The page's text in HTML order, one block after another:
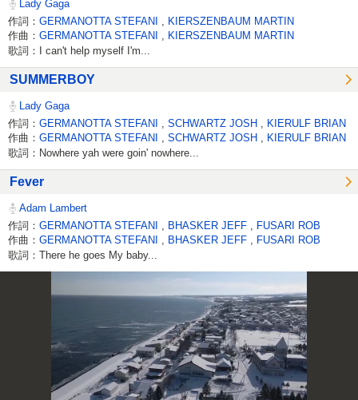
Lady Gaga
作詞： GERMANOTTA STEFANI
KIERSZENBAUM MARTIN
作曲： GERMANOTTA STEFANI KIERSZENBAUM MARTIN
歌詞：I can't help myself I'm...
SUMMERBOY
Lady Gaga
作詞： GERMANOTTA STEFANI SCHWARTZ JOSH
KIERULF BRIAN
作曲： GERMANOTTA STEFANI SCHWARTZ JOSH KIERULF BRIAN
歌詞：Nowhere yah were goin' nowhere...
Fever
Adam Lambert
作詞： GERMANOTTA STEFANI BHASKER JEFF
FUSARI ROB
作曲： GERMANOTTA STEFANI BHASKER JEFF FUSARI ROB
歌詞：There he goes My baby...